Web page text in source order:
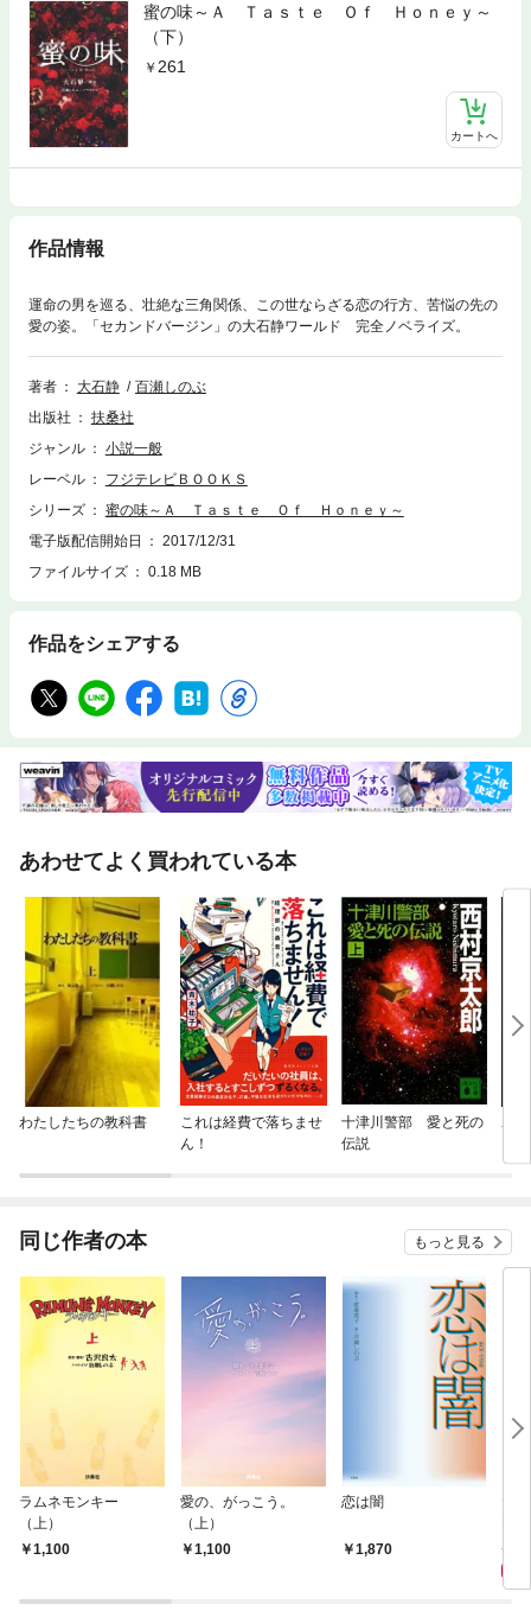
蜜の味～Ａ Ｔａｓｔｅ Ｏｆ Ｈｏｎｅｙ～
（下）
261
カートへ
作品情報
運命の男を巡る、壮絶な三角関係、この世ならざる恋の行方、苦悩の先の
愛の姿。「セカンドバージン」の大石静ワールド 完全ノベライズ。
著者 大石静
百瀬しのぶ
出版社
扶桑社
ジャンル
小説一般
レーベル
フジテレビＢＯＯＫＳ
シリーズ
蜜の味～Ａ Ｔａｓｔｅ Ｏｆ Ｈｏｎｅｙ～
電子版配信開始日
2017/12/31
ファイルサイズ
0.18 MB
作品をシェアする
あわせてよく買われている本
わたしたちの教科書
これは経費で落ちませ
ん！
十津川警部 愛と死の
伝説
わ
同じ作者の本 もっと見る
ラムネモンキー
（上）
1,100
愛の、がっこう。
（上）
1,100
恋は闇
1,870
た